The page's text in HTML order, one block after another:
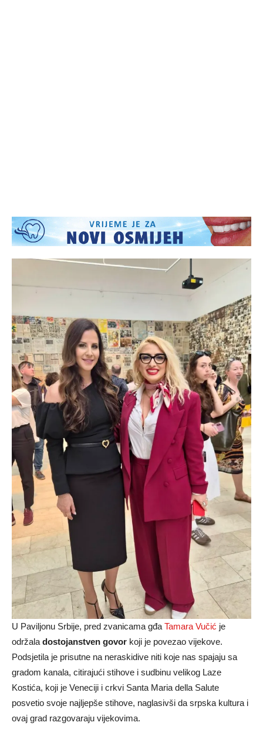
U Paviljonu Srbije, pred zvanicama gđa Tamara Vučić je
održala dostojanstven govor koji je povezao vijekove.
Podsjetila je prisutne na neraskidive niti koje nas spajaju sa
gradom kanala, citirajući stihove i sudbinu velikog Laze
Kostića, koji je Veneciji i crkvi Santa Maria della Salute
posvetio svoje najljepše stihove, naglasivši da srpska kultura i
ovaj grad razgovaraju vijekovima.